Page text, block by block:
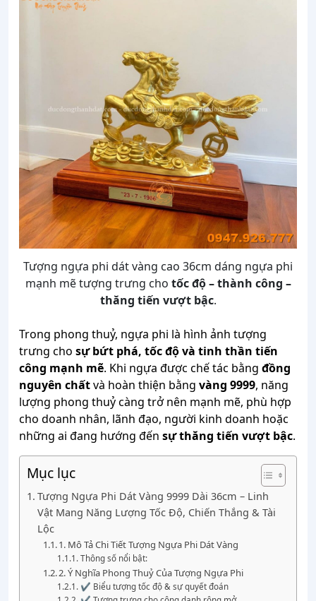
Tượng ngựa phi dát vàng cao 36cm dáng ngựa phi
mạnh mẽ tượng trưng cho tốc độ – thành công –
thăng tiến vượt bậc.
Trong phong thuỷ, ngựa phi là hình ảnh tượng
trưng cho sự bứt phá, tốc độ và tinh thần tiến
công mạnh mẽ. Khi ngựa được chế tác bằng đồng
nguyên chấtvà hoàn thiện bằng vàng 9999, năng
lượng phong thuỷ càng trở nên mạnh mẽ, phù hợp
cho doanh nhân, lãnh đạo, người kinh doanh hoặc
những ai đang hướng đến sự thăng tiến vượt bậc.
Mục lục
Tượng Ngựa Phi Dát Vàng 9999 Dài 36cm – Linh
Vật Mang Năng Lượng Tốc Độ, Chiến Thắng & Tài
Lộc
1. Mô Tả Chi Tiết Tượng Ngựa Phi Dát Vàng
Thông số nổi bật:
2. Ý Nghĩa Phong Thuỷ Của Tượng Ngựa Phi
✔ Biểu tượng tốc độ & sự quyết đoán